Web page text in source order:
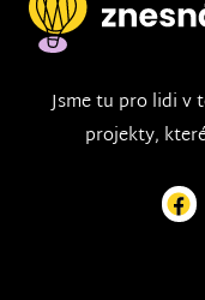
Jsme tu pro lidi v
projekty,